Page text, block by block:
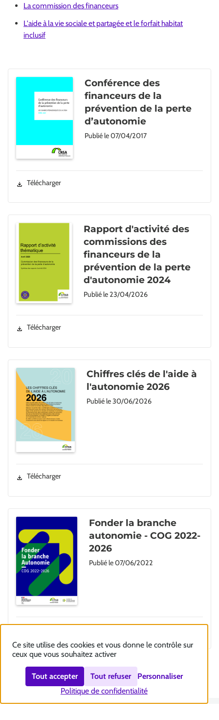
La commission des financeurs
L'aide à la vie sociale et partagée et le forfait habitat
inclusif
Conférence des
financeurs de la
prévention de la perte
d’autonomie
Publié le07/04/2017
Télécharger
Rapport d'activité des
commissions des
financeurs de la
prévention de la perte
d'autonomie 2024
Publié le 23/04/2026
Télécharger
Chiffres clés de l'aide à
l'autonomie 2026
Publié le30/06/2026
Télécharger
Fonder la branche
autonomie - COG 2022-
2026
Publié le07/06/2022
Ce site utilise des cookies et vous donne le contrôle sur
ceux que vous souhaitez activer
Tout accepter Tout refuser
Personnaliser
Politique de confidentialité